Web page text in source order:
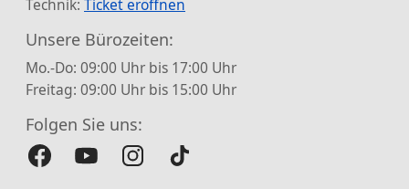
Technik: Ticket eröffnen
Unsere Bürozeiten:
Mo.-Do: 09:00 Uhr bis 17:00 Uhr
Freitag: 09:00 Uhr bis 15:00 Uhr
Folgen Sie uns: